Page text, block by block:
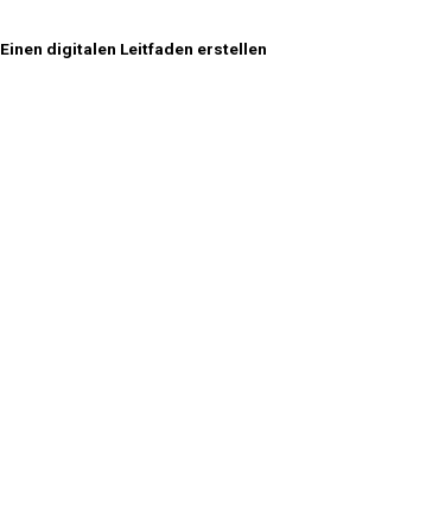
Einen digitalen Leitfaden erstellen